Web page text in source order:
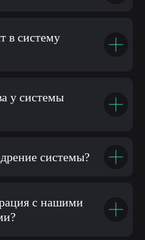
в систему
у системы
системы?
с нашими